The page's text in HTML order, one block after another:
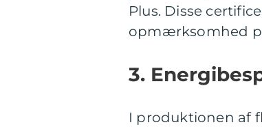
Plus. Disse
opmærksomhed
3.
I produktionen af